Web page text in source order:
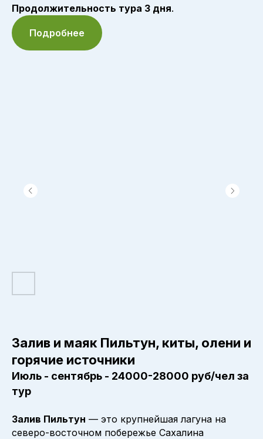
Продолжительность тура 3 дня.
Подробнее
Залив и маяк Пильтун, киты, олени и
горячие источники
Июль - сентябрь - 24000-28000 руб/чел за
тур
Залив Пильтун — это крупнейшая лагуна на
северо-восточном побережье Сахалина